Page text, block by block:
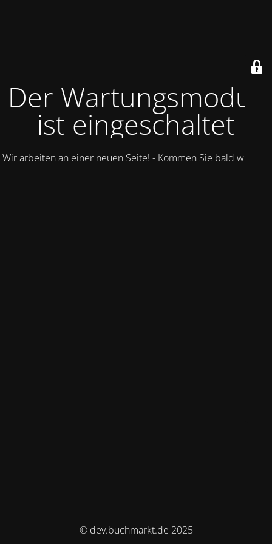
Der Wartungsmodus
ist eingeschaltet
Wir arbeiten an einer neuen Seite! - Kommen Sie bald wieder.
© dev.buchmarkt.de 2025